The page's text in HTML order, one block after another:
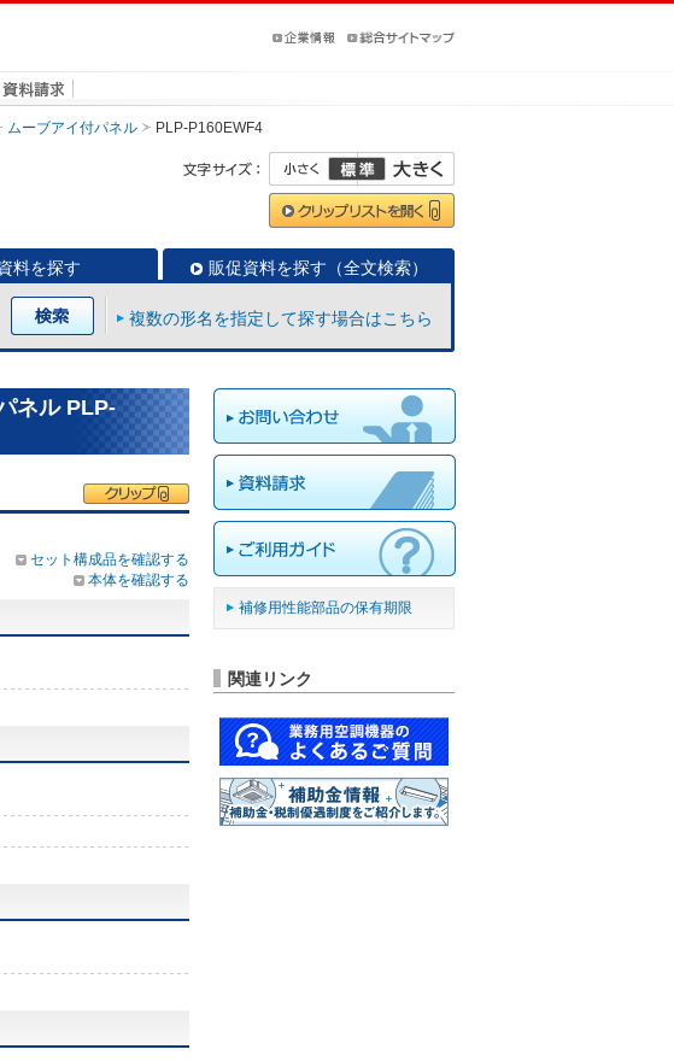
ムーブアイ付パネル PLP-P160EWF4
料を探す 販促資料を探す（全文検索）
複数の形名を指定して探す場合はこちら
ネル PLP-
セット構成品を確認する
本体を確認する
補修用性能部品の保有期限
関連リンク